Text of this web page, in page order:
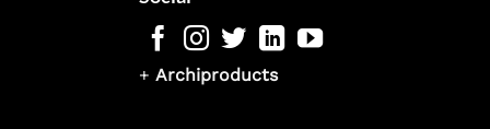
+ Archiproducts